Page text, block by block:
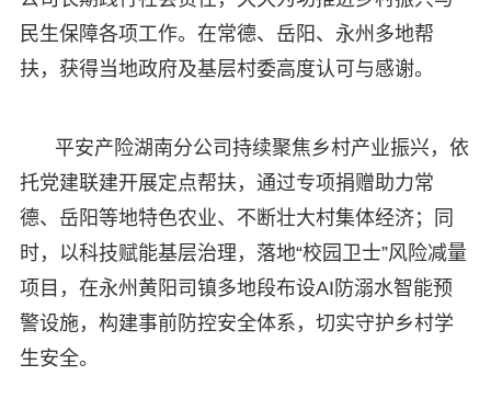
民生保障各项工作。在常德、岳阳、永州多地帮
扶，获得当地政府及基层村委高度认可与感谢。
平安产险湖南分公司持续聚焦乡村产业振兴，依
托党建联建开展定点帮扶，通过专项捐赠助力常
德、岳阳等地特色农业、不断壮大村集体经济；同
时，以科技赋能基层治理，落地“校园卫士”风险减量
项目，在永州黄阳司镇多地段布设AI防溺水智能预
警设施，构建事前防控安全体系，切实守护乡村学
生安全。